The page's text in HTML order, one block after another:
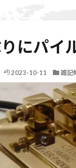
にパイ
2023-10-11 雑記